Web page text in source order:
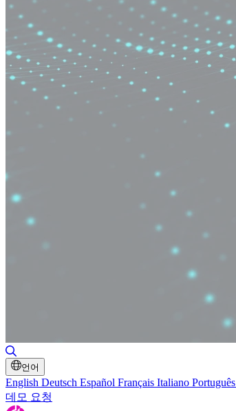
언어
English Deutsch Español Français Italiano Português
데모 요청